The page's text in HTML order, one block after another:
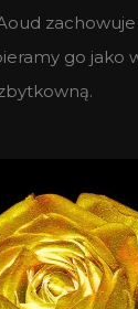
go jako